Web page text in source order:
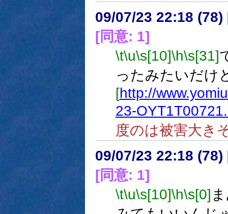
09/07/23 22:18 (78)
[同意: 1]
\t\u\s[10]\h\s[31]
ったみたいだけ
[http://
23-
度のは被害大き
09/07/23 22:18 (78)
[同意: 1]
\t\u\s[10]\h\s[0]